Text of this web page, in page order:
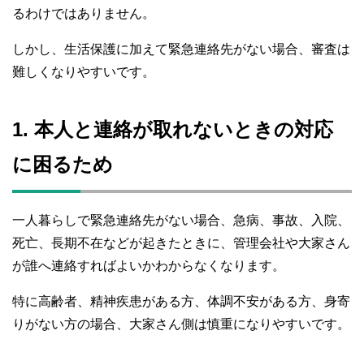
るわけではありません。
しかし、生活保護に加えて緊急連絡先がない場合、審査は
難しくなりやすいです。
1. 本人と連絡が取れないときの対応
に困るため
一人暮らしで緊急連絡先がない場合、急病、事故、入院、
死亡、長期不在などが起きたときに、管理会社や大家さん
が誰へ連絡すればよいかわからなくなります。
特に高齢者、精神疾患がある方、体調不安がある方、身寄
りがない方の場合、大家さん側は慎重になりやすいです。